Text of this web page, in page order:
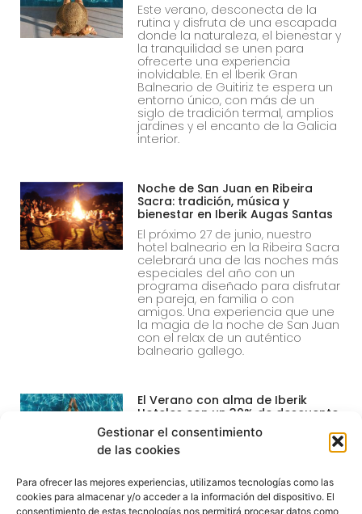
Gestionar el consentimiento
de las cookies
Para ofrecer las mejores experiencias, utilizamos tecnologías como las
cookies para almacenar y/o acceder a la información del dispositivo. El
consentimiento de estas tecnologías nos permitirá procesar datos como
Este verano, desconecta de la
rutina y disfruta de una escapada
donde la naturaleza, el bienestar y
la tranquilidad se unen para
ofrecerte una experiencia
inolvidable. En el Iberik Gran
Balneario de Guitiriz te espera un
entorno único, con más de un
siglo de tradición termal, amplios
jardines y el encanto de la Galicia
interior.
Noche de San Juan en Ribeira
Sacra: tradición, música y
bienestar en Iberik Augas Santas
El próximo 27 de junio, nuestro
hotel balneario en la Ribeira Sacra
celebrará una de las noches más
especiales del año con un
programa diseñado para disfrutar
en pareja, en familia o con
amigos. Una experiencia que une
la magia de la noche de San Juan
con el relax de un auténtico
balneario gallego.
El Verano con alma de Iberik
Hoteles con un 30% de descuento
Aguas termales, descanso y
naturaleza te esperan. Consigue
un 30% de descuento y asegura tu
reconfortante en Iberik Hoteles.